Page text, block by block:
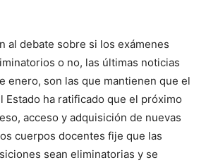
al debate sobre si los exámenes
o no, las últimas noticias
enero, son las que mantienen que el
Estado ha ratificado que el próximo
acceso y adquisición de nuevas
cuerpos docentes fije que las
sean eliminatorias y se